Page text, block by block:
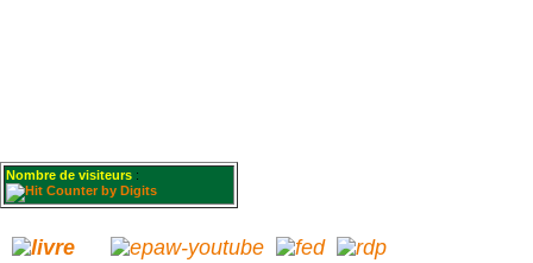
Nombre de visiteurs :